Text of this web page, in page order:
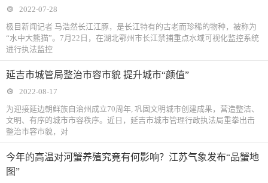
2022-07-28
极目新闻记者 马浩然长江江豚，是长江特有的古老而珍稀的物种，被称为
“水中大熊猫”。7月22日，在湖北鄂州市长江禁捕重点水域可视化监控系统
进行执法监控
延吉市城管局整治市容市貌 提升城市“颜值”
2022-08-17
为迎接延边朝鲜族自治州成立70周年, 巩固文明城市创建成果，营造整洁、
文明、有序的城市市容秩序。近日，延吉市城市管理行政执法局重拳出击
整治市容市貌，对
今年的高温对河蟹养殖究竟有何影响？江苏气象发布“品蟹地
图”